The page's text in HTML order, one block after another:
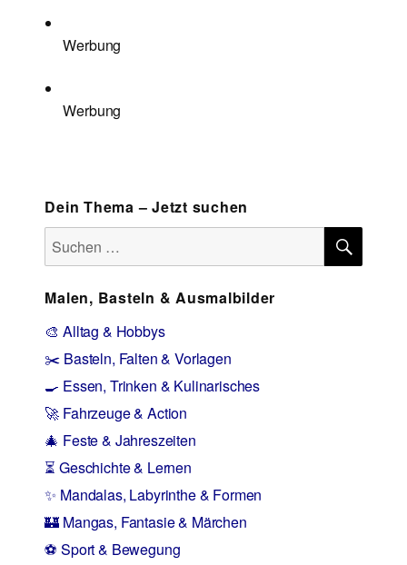
Werbung
Werbung
Dein Thema – Jetzt suchen
Suchen
nach:
Malen, Basteln & Ausmalbilder
🎨 Alltag & Hobbys
✂️ Basteln, Falten & Vorlagen
🍳 Essen, Trinken & Kulinarisches
🚀 Fahrzeuge & Action
🎄 Feste & Jahreszeiten
⏳ Geschichte & Lernen
✨ Mandalas, Labyrinthe & Formen
🏰 Mangas, Fantasie & Märchen
⚽ Sport & Bewegung